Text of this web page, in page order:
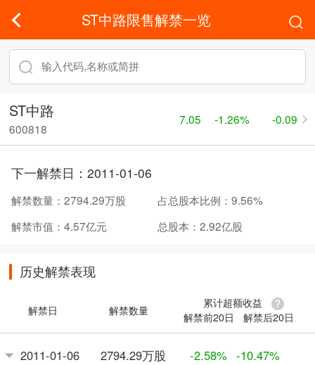
ST中路限售解禁一览
ST中路
600818
7.05 -1.26% -0.09
下一解禁日： 2011-01-06
解禁数量： 2794.29万股 占总股本比例： 9.56%
解禁市值： 4.57亿元 总股本： 2.92亿股
历史解禁表现
解禁日 解禁数量
累计超额收益
解禁前20日
解禁后20日
2011-01-06 2794.29万股 -2.58% -10.47%